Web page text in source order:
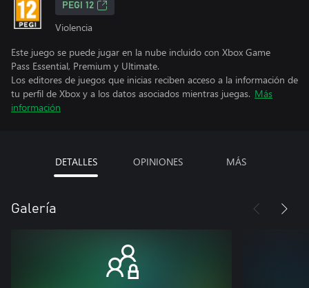
PEGI 12
Violencia
Este juego se puede jugar en la nube incluido con Xbox Game
Pass Essential, Premium y Ultimate.
Los editores de juegos que inicias reciben acceso a la información de
tu perfil de Xbox y a los datos asociados mientras juegas. Más
información
DETALLES OPINIONES MÁS
Galería